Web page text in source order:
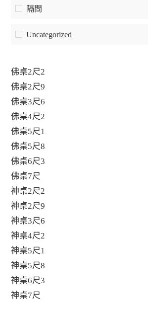
隔間
Uncategorized
佛桌2尺2
佛桌2尺9
佛桌3尺6
佛桌4尺2
佛桌5尺1
佛桌5尺8
佛桌6尺3
佛桌7尺
神桌2尺2
神桌2尺9
神桌3尺6
神桌4尺2
神桌5尺1
神桌5尺8
神桌6尺3
神桌7尺